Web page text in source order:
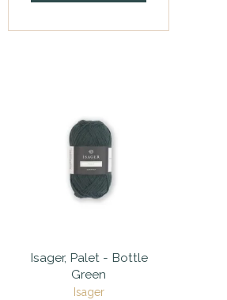
Isager, Palet - Bottle
Green
Isager